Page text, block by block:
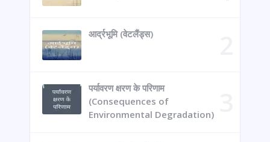
आर्द्रभूमि (वेटलैंड्स)
पर्यावरण क्षरण के परिणाम
(Consequences of
Environmental Degradation)